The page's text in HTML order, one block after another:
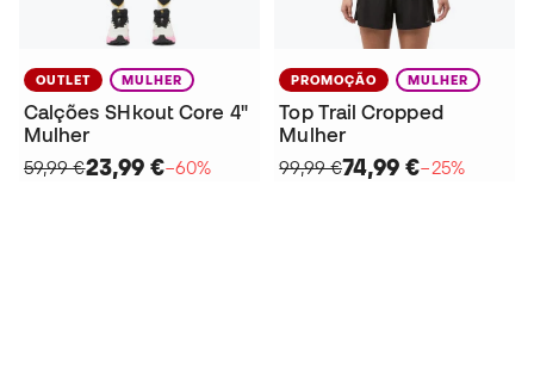
OUTLET MULHER
Calções SHkout Core 4"
Mulher
59,99 €23,99 €−60%
PROMOÇÃO MULHER
Top Trail Cropped
Mulher
99,99 €74,99 €−25%